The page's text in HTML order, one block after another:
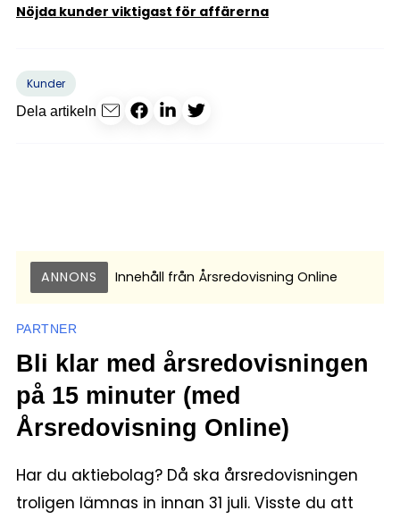
Nöjda kunder viktigast för affärerna
Kunder
Dela artikeln
ANNONS Innehåll från Årsredovisning Online
PARTNER
Bli klar med årsredovisningen
på 15 minuter (med
Årsredovisning Online)
Har du aktiebolag? Då ska årsredovisningen
troligen lämnas in innan 31 juli. Visste du att